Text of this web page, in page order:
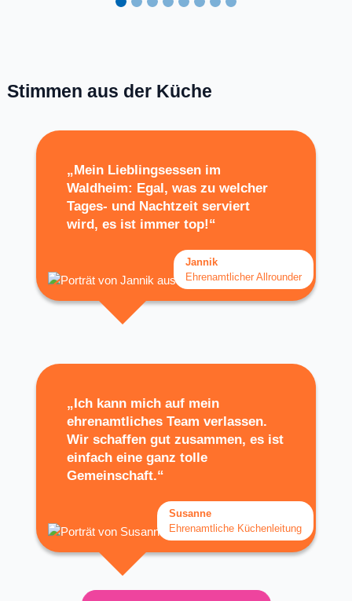
Stimmen aus der Küche
Jannik
Ehrenamtlicher Allrounder
„Mein Lieblingsessen im
Waldheim: Egal, was zu welcher
Tages- und Nachtzeit serviert
wird, es ist immer top!“
Susanne
Ehrenamtliche Küchenleitung
„Ich kann mich auf mein
ehrenamtliches Team verlassen.
Wir schaffen gut zusammen, es ist
einfach eine ganz tolle
Gemeinschaft.“